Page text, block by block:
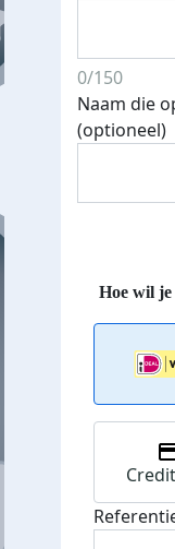
0/150
Naam die
(optioneel)